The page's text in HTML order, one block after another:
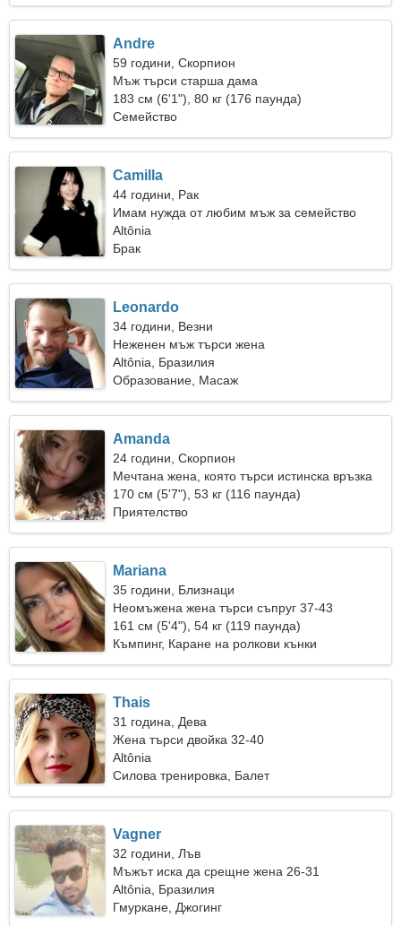
Andre
59 години, Скорпион
Мъж търси старша дама
183 см (6'1"), 80 кг (176 паунда)
Семейство
Camilla
44 години, Рак
Имам нужда от любим мъж за семейство
Altônia
Брак
Leonardo
34 години, Везни
Неженен мъж търси жена
Altônia, Бразилия
Образование, Масаж
Amanda
24 години, Скорпион
Мечтана жена, която търси истинска връзка
170 см (5'7"), 53 кг (116 паунда)
Приятелство
Mariana
35 години, Близнаци
Неомъжена жена търси съпруг 37-43
161 см (5'4"), 54 кг (119 паунда)
Къмпинг, Каране на ролкови кънки
Thais
31 година, Дева
Жена търси двойка 32-40
Altônia
Силова тренировка, Балет
Vagner
32 години, Лъв
Мъжът иска да срещне жена 26-31
Altônia, Бразилия
Гмуркане, Джогинг